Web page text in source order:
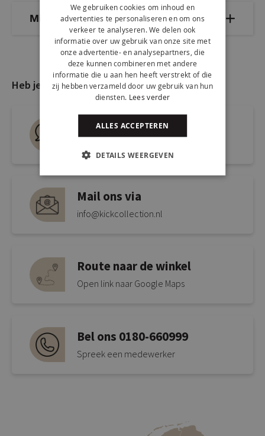
Mix & Match
Heb je nog vragen?
Live chat
Mail ons via
info@kickcollection.nl
Route naar de winkel
Open link naar Google Maps
Bel ons 0180-660999
Spreek een medewerker
We gebruiken cookies om inhoud en
advertenties te personaliseren en om ons
verkeer te analyseren. We delen ook
informatie over uw gebruik van onze site met
onze advertentie- en analysepartners, die
deze kunnen combineren met andere
informatie die u aan hen heeft verstrekt of die
zij hebben verzameld door uw gebruik van hun
diensten. Lees verder
ALLES ACCEPTEREN
DETAILS WEERGEVEN